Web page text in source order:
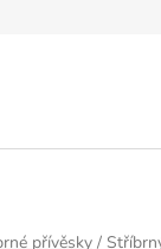
Výměna zboží a
přívěsky /